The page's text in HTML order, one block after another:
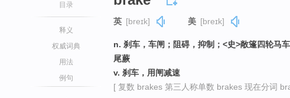
目录
释义
权威词典
用法
例句
英 [breɪk] 美 [breɪk]
n. 刹车，车闸；阻碍，抑制；<史>敞篷四轮马
尾蕨
v. 刹车，用闸减速
[ 复数 brakes 第三人称单数 brakes 现在分词